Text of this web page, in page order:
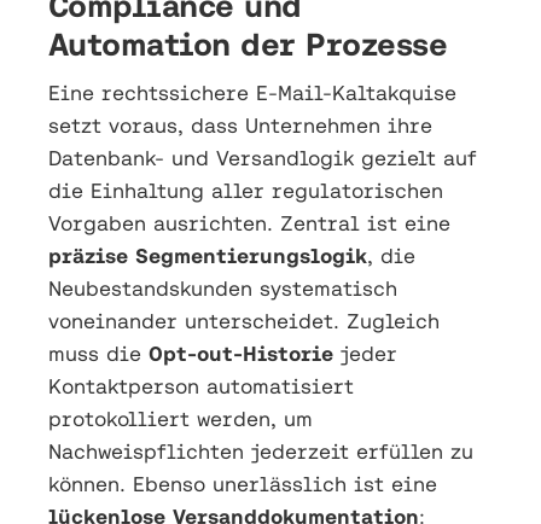
Automation der Prozesse
Eine rechtssichere E-Mail-Kaltakquise
setzt voraus, dass Unternehmen ihre
Datenbank- und Versandlogik gezielt auf
die Einhaltung aller regulatorischen
Vorgaben ausrichten. Zentral ist eine
präzise Segmentierungslogik, die
Neubestandskunden systematisch
voneinander unterscheidet. Zugleich
muss die Opt-out-Historie jeder
Kontaktperson automatisiert
protokolliert werden, um
Nachweispflichten jederzeit erfüllen zu
können. Ebenso unerlässlich ist eine
lückenlose Versanddokumentation: